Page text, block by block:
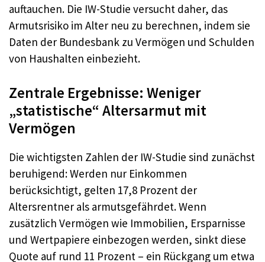
auftauchen. Die IW-Studie versucht daher, das
Armutsrisiko im Alter neu zu berechnen, indem sie
Daten der Bundesbank zu Vermögen und Schulden
von Haushalten einbezieht.
Zentrale Ergebnisse: Weniger
„statistische“ Altersarmut mit
Vermögen
Die wichtigsten Zahlen der IW-Studie sind zunächst
beruhigend: Werden nur Einkommen
berücksichtigt, gelten 17,8 Prozent der
Altersrentner als armutsgefährdet. Wenn
zusätzlich Vermögen wie Immobilien, Ersparnisse
und Wertpapiere einbezogen werden, sinkt diese
Quote auf rund 11 Prozent – ein Rückgang um etwa